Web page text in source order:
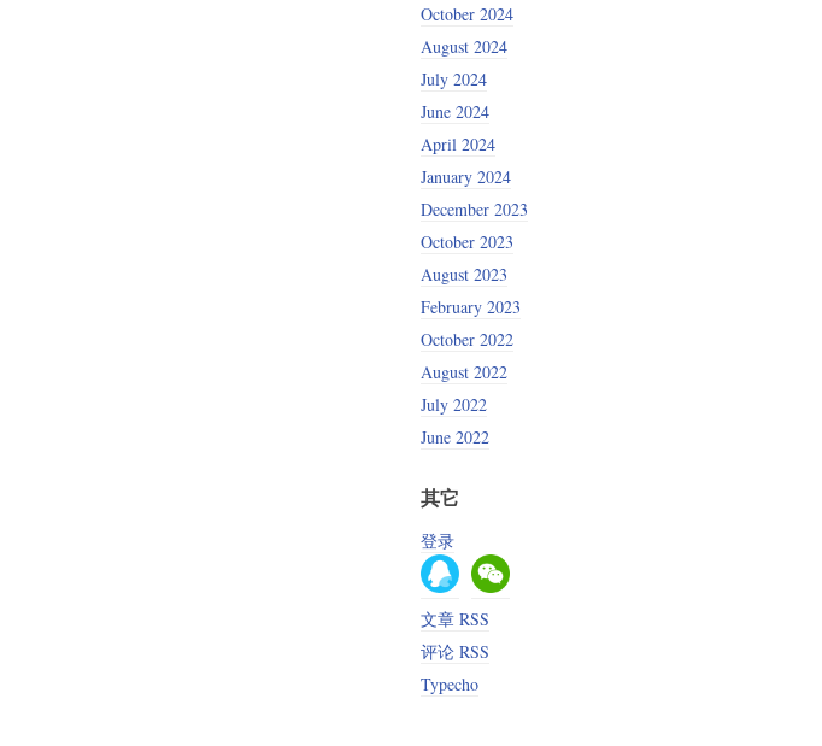
October 2024
August 2024
July 2024
June 2024
April 2024
January 2024
December 2023
October 2023
August 2023
February 2023
October 2022
August 2022
July 2022
June 2022
其它
登录
文章 RSS
评论 RSS
Typecho